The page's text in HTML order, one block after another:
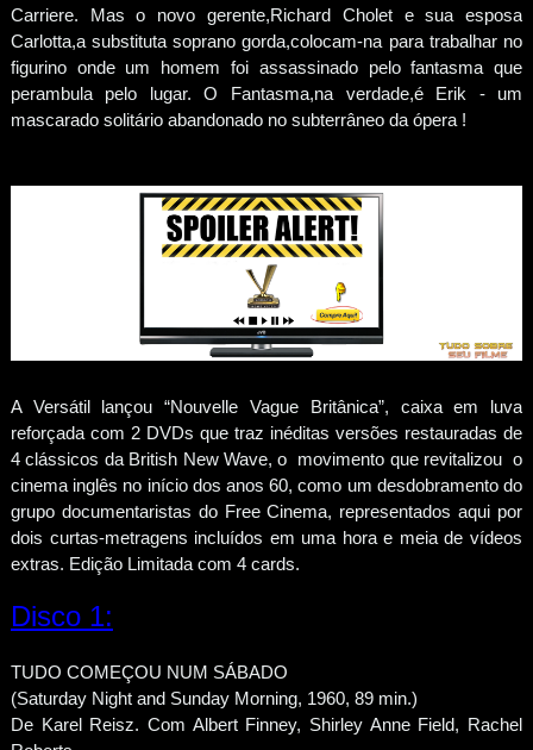
Carriere. Mas o novo gerente,Richard Cholet e sua esposa
Carlotta,a substituta soprano gorda,colocam-na para trabalhar no
figurino onde um homem foi assassinado pelo fantasma que
perambula pelo lugar. O Fantasma,na verdade,é Erik - um
mascarado solitário abandonado no subterrâneo da ópera !
A Versátil lançou “Nouvelle Vague Britânica”, caixa em luva
reforçada com 2 DVDs que traz inéditas versões restauradas de
4 clássicos da British New Wave, o movimento que revitalizou o
cinema inglês no início dos anos 60, como um desdobramento do
grupo documentaristas do Free Cinema, representados aqui por
dois curtas-metragens incluídos em uma hora e meia de vídeos
extras. Edição Limitada com 4 cards.
Disco 1:
TUDO COMEÇOU NUM SÁBADO
(Saturday Night and Sunday Morning, 1960, 89 min.)
De Karel Reisz. Com Albert Finney, Shirley Anne Field, Rachel